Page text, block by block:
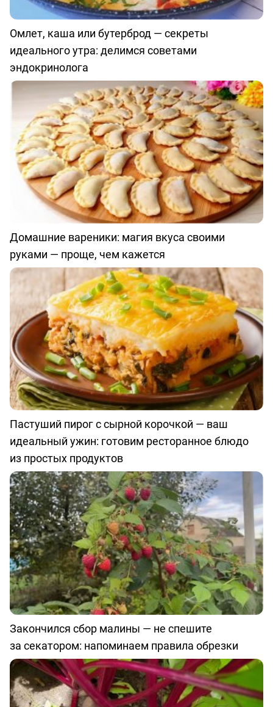
Омлет, каша или бутерброд — секреты
идеального утра: делимся советами
эндокринолога
Домашние вареники: магия вкуса своими
руками — проще, чем кажется
Пастуший пирог с сырной корочкой — ваш
идеальный ужин: готовим ресторанное блюдо
из простых продуктов
Закончился сбор малины — не спешите
за секатором: напоминаем правила обрезки